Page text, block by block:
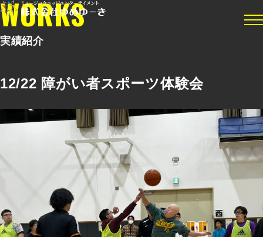
メ
キャスティング
イベント企画制作
イベント情報
アーティスト
お問い合わせ
ご依頼・ご相談
実績紹介
WORKS
12/22 障がい者スポーツ体験会